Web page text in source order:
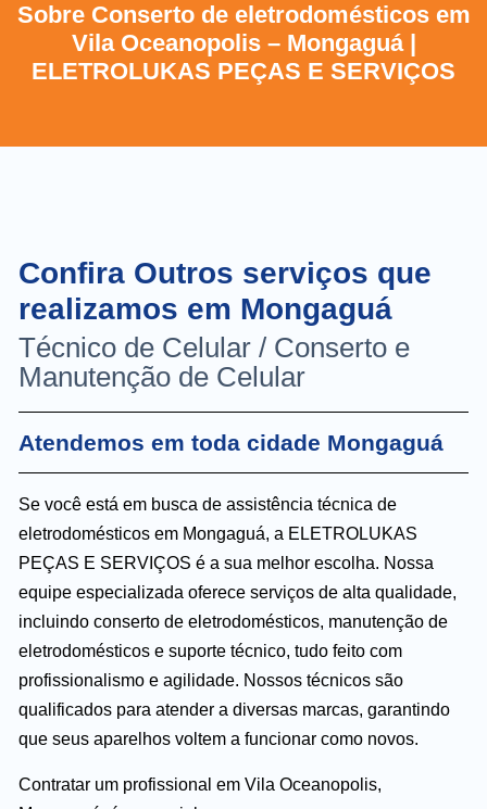
Sobre Conserto de eletrodomésticos em
Vila Oceanopolis – Mongaguá |
ELETROLUKAS PEÇAS E SERVIÇOS
Confira Outros serviços que
realizamos em Mongaguá
Técnico de Celular / Conserto e
Manutenção de Celular
Atendemos em toda cidade Mongaguá
Se você está em busca de assistência técnica de
eletrodomésticos em Mongaguá, a ELETROLUKAS
PEÇAS E SERVIÇOS é a sua melhor escolha. Nossa
equipe especializada oferece serviços de alta qualidade,
incluindo conserto de eletrodomésticos, manutenção de
eletrodomésticos e suporte técnico, tudo feito com
profissionalismo e agilidade. Nossos técnicos são
qualificados para atender a diversas marcas, garantindo
que seus aparelhos voltem a funcionar como novos.
Contratar um profissional em Vila Oceanopolis,